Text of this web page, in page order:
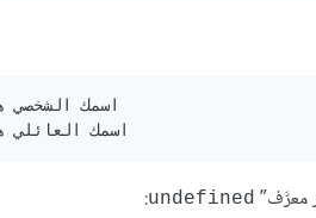
اسمك الشخصي
معرَّف” undefined
: